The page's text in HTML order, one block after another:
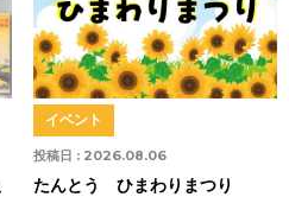
投稿日 : 2026.08.06
イベント
たんとう ひまわりまつり